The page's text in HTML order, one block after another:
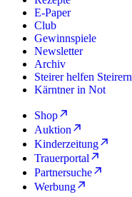
E-Paper
Club
Gewinnspiele
Newsletter
Archiv
Steirer helfen Steirern
Kärntner in Not
Shop
Auktion
Kinderzeitung
Trauerportal
Partnersuche
Werbung